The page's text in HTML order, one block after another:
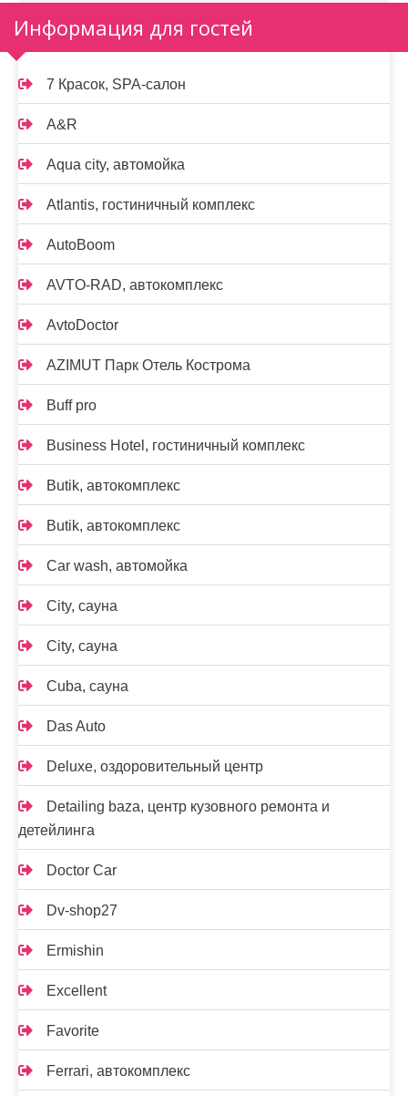
Информация для гостей
7 Красок, SPA-салон
A&R
Aqua city, автомойка
Atlantis, гостиничный комплекс
AutoBoom
AVTO-RAD, автокомплекс
AvtoDoctor
AZIMUT Парк Отель Кострома
Buff pro
Business Hotel, гостиничный комплекс
Butik, автокомплекс
Butik, автокомплекс
Car wash, автомойка
City, сауна
City, сауна
Cuba, сауна
Das Auto
Deluxe, оздоровительный центр
Detailing baza, центр кузовного ремонта и
детейлинга
Doctor Car
Dv-shop27
Ermishin
Excellent
Favorite
Ferrari, автокомплекс